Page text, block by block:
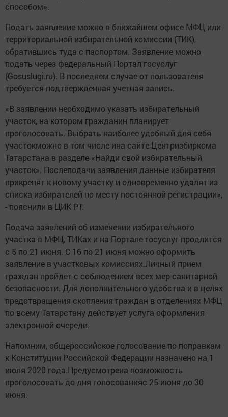
способом».
Подать заявление можно в ближайшем офисе МФЦ или
территориальной избирательной комиссии (ТИК),
обратившись туда с паспортом. Заявление можно
подать через федеральный Портал госуслуг
(Gosuslugi.ru). В последнем случае от пользователя
требуется подтвержденная учетная запись.
«В заявлении необходимо указать избирательный
участок, на котором гражданин планирует
проголосовать. Выбрать наиболее удобный для себя
участокможно в том числе ина сайте Центризбиркома
Татарстана в разделе «Найди свой избирательный
участок». Послеподачи заявления данные избирателя
прикрепят к новому участку и одновременно удалят из
списка избирателей по месту постоянной регистрации»,
- пояснили в ЦИК РТ.
Подача заявлений об изменении избирательного
участка в МФЦ, ТИКах и на Портале госуслуг продлится
с 5 по 21 июня. С 16 по 21 июня можно оформить
заявление в участковых комиссиях.Личный прием
граждан пройдет с соблюдением всех мер санитарной
безопасности. Для дополнительного удобства и в целях
предотвращения скопления граждан в отделениях МФЦ
по всему Татарстану действует услуга оформления
электронной очереди.
Напомним, общероссийское голосование по поправкам
к Конституции Российской Федерации назначено на 1
июля 2020 года.Предусмотрена возможность
проголосовать до дня голосованияс 25 июня до 30
июня.